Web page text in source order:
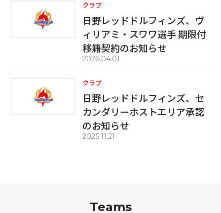
クラブ
日野レッドドルフィンズ、ヴ
ィリアミ・スワワ選手 期限付
移籍契約のお知らせ
2026.04.01
クラブ
日野レッドドルフィンズ、セ
カンダリーホストエリア承認
のお知らせ
2025.11.21
Teams